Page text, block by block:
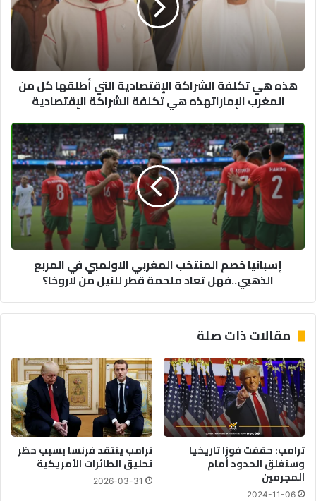
من
المغرب
الإماراتهذه
تكلفة
الشراكة
الإقتصادية
هذه هي تكلفة الشراكة الإقتصادية التي أطلقها كل من
المغرب الإماراتهذه هي تكلفة الشراكة الإقتصادية
إسبانيا
خصم
المنتخب
المغربي
الاولمبي
في
المربع
الذهبي..فهل
تعاد
إسبانيا خصم المنتخب المغربي الاولمبي في المربع
الذهبي..فهل تعاد ملحمة قطر للنيل من لاروخا؟
مقالات ذات صلة
ترامب: حققت فوزا تاريخيا
وسنغلق الحدود أمام
المجرمين
2024-11-06
ترامب ينتقد فرنسا بسبب حظر
تحليق الطائرات الأمريكية
2026-03-31